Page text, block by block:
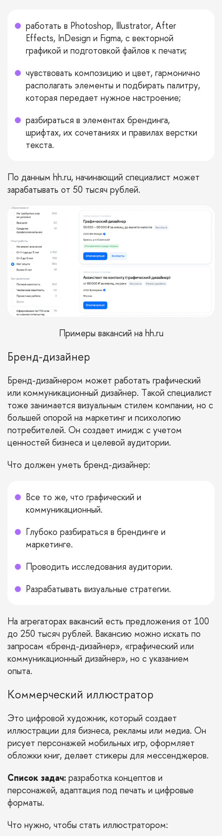
работать в Photoshop, Illustrator, After
Effects, InDesign и Figma, с векторной
графикой и подготовкой файлов к печати;
чувствовать композицию и цвет, гармонично
располагать элементы и подбирать палитру,
которая передает нужное настроение;
разбираться в элементах брендинга,
шрифтах, их сочетаниях и правилах верстки
текста.
По данным hh.ru, начинающий специалист может
зарабатывать от 50 тысяч рублей.
Примеры вакансий на hh.ru
Бренд-дизайнер
Бренд-дизайнером может работать графический
или коммуникационный дизайнер. Такой специалист
тоже занимается визуальным стилем компании, но с
большей опорой на маркетинг и психологию
потребителей. Он создает имидж с учетом
ценностей бизнеса и целевой аудитории.
Что должен уметь бренд-дизайнер:
Все то же, что графический и
коммуникационный.
Глубоко разбираться в брендинге и
маркетинге.
Проводить исследования аудитории.
Разрабатывать визуальные стратегии.
На агрегаторах вакансий есть предложения от 100
до 250 тысяч рублей. Вакансию можно искать по
запросам «бренд-дизайнер», «графический или
коммуникационный дизайнер», но с указанием
опыта.
Коммерческий иллюстратор
Это цифровой художник, который создает
иллюстрации для бизнеса, рекламы или медиа. Он
рисует персонажей мобильных игр, оформляет
обложки книг, делает стикеры для мессенджеров.
Список задач: разработка концептов и
персонажей, адаптация под печать и цифровые
форматы.
Что нужно, чтобы стать иллюстратором: